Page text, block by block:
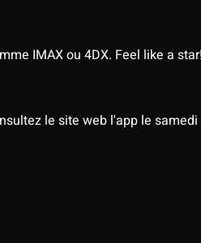
IMAX ou 4DX. Feel like a
le site web l'app le